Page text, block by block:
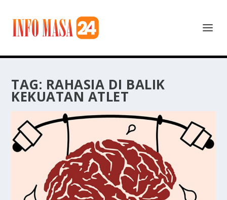
TAG: RAHASIA DI BALIK
KEKUATAN ATLET